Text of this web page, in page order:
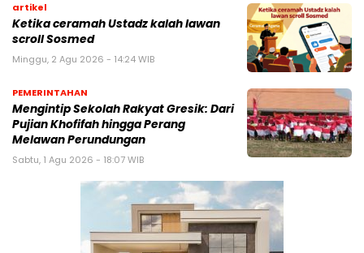
artikel
Ketika ceramah Ustadz kalah lawan
scroll Sosmed
Minggu, 2 Agu 2026 - 14:24 WIB
PEMERINTAHAN
Mengintip Sekolah Rakyat Gresik: Dari
Pujian Khofifah hingga Perang
Melawan Perundungan
Sabtu, 1 Agu 2026 - 18:07 WIB